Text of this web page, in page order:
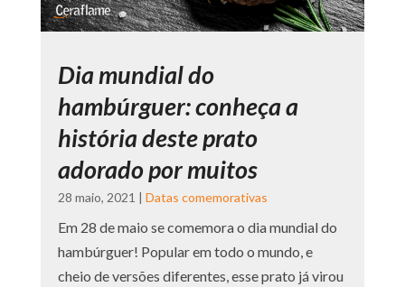
Dia mundial do
hambúrguer: conheça a
história deste prato
adorado por muitos
28 maio, 2021 | Datas comemorativas
Em 28 de maio se comemora o dia mundial do
hambúrguer! Popular em todo o mundo, e
cheio de versões diferentes, esse prato já virou